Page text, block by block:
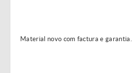
Material novo com factura e garantia.